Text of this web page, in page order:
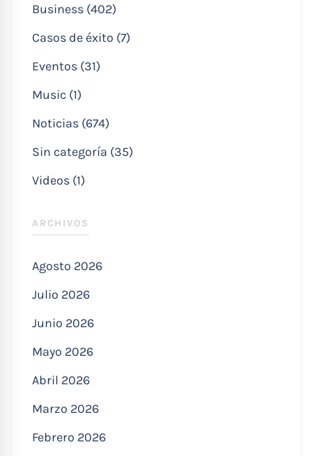
Business (402)
Casos de éxito (7)
Eventos (31)
Music (1)
Noticias (674)
Sin categoría (35)
Videos (1)
ARCHIVOS
Agosto 2026
Julio 2026
Junio 2026
Mayo 2026
Abril 2026
Marzo 2026
Febrero 2026